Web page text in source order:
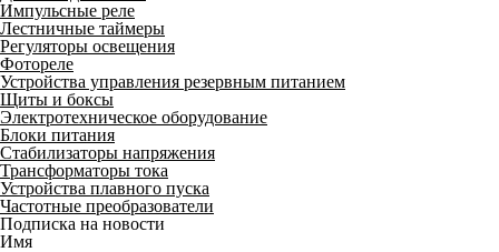
Импульсные реле
Лестничные таймеры
Регуляторы освещения
Фотореле
Устройства управления резервным питанием
Щиты и боксы
Электротехническое оборудование
Блоки питания
Стабилизаторы напряжения
Трансформаторы тока
Устройства плавного пуска
Частотные преобразователи
Подписка на новости
Имя